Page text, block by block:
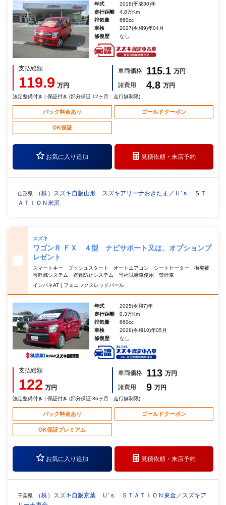
年式
2018(平成30)年
走行距離
4.8万Km
排気量
660cc
車検
2027(令和9)年04月
修復歴
なし
支払総額
119.9 万円
車両価格 115.1 万円
諸費用
4.8 万円
法定整備付き | 保証付き (部分保証 12ヶ月：走行無制限)
パック料金あり ゴールドクーポン
OK保証
お気に入り追加 見積依頼・来店予約
山形県
（株）スズキ自販山形 スズキアリーナおきたま／Ｕ’ｓ ＳＴ
ＡＴＩＯＮ米沢
スズキ
ワゴンＲ ＦＸ ４型 ナビサポート又は、オプションプ
レゼント
スマートキー プッシュスタート オートエアコン シートヒーター 衝突被
害軽減システム 盗難防止システム 当社試乗車使用 禁煙車
インパネAT | フェニックスレッドパール
年式
2025(令和7)年
走行距離
0.3万Km
排気量
660cc
車検
2028(令和10)年05月
修復歴
なし
支払総額
122 万円
車両価格 113 万円
諸費用
9 万円
法定整備付き | 保証付き (部分保証 36ヶ月：走行無制限)
パック料金あり ゴールドクーポン
OK保証プレミアム
お気に入り追加 見積依頼・来店予約
千葉県
（株）スズキ自販京葉 Ｕ’ｓ ＳＴＡＴＩＯＮ東金／スズキア